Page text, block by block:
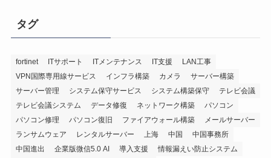
タグ
fortinet ITサポート ITメンテナンス IT支援
LAN工事
VPN国際専用線サービス
インフラ構築 カメラ
サーバー構築
サーバー管理
システム保守サービス システム構築保守
テレビ会議
テレビ会議システム
データ修復 ネットワーク構築
パソコン
パソコン修理
パソコン復旧 ファイアウォール構築
メールサーバー
ランサムウェア
レンタルサーバー 上海 中国
中国事務所
中国進出
企業版微信5.0 AI 導入支援
情報漏えい防止システム